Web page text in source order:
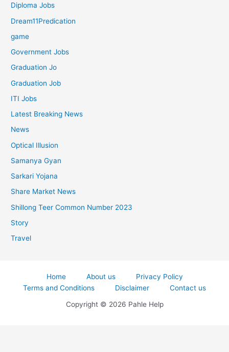
Diploma Jobs
Dream11Predication
game
Government Jobs
Graduation Jo
Graduation Job
ITI Jobs
Latest Breaking News
News
Optical Illusion
Samanya Gyan
Sarkari Yojana
Share Market News
Shillong Teer Common Number 2023
Story
Travel
Home About us
Privacy Policy
Terms and Conditions
Disclaimer
Contact us
Copyright © 2026 Pahle Help